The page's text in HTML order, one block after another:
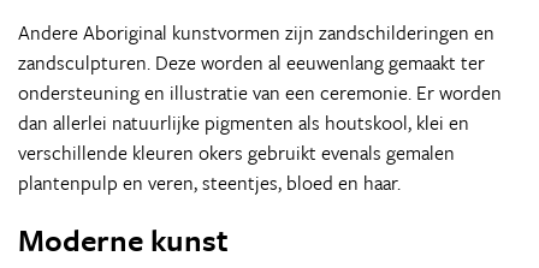
Andere Aboriginal kunstvormen zijn zandschilderingen en
zandsculpturen. Deze worden al eeuwenlang gemaakt ter
ondersteuning en illustratie van een ceremonie. Er worden
dan allerlei natuurlijke pigmenten als houtskool, klei en
verschillende kleuren okers gebruikt evenals gemalen
plantenpulp en veren, steentjes, bloed en haar.
Moderne kunst